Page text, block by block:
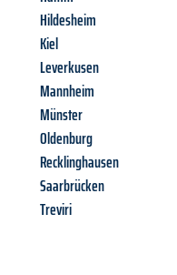
Hildesheim
Kiel
Leverkusen
Mannheim
Münster
Oldenburg
Recklinghausen
Saarbrücken
Treviri